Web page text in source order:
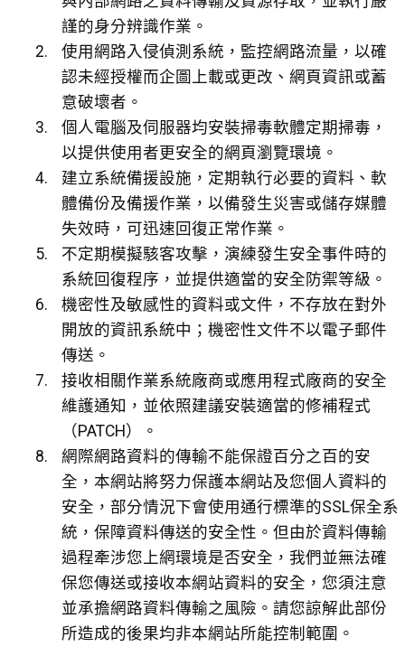
謹的身分辨識作業。
使用網路入侵偵測系統，監控網路流量，以確
認未經授權而企圖上載或更改、網頁資訊或蓄
意破壞者。
個人電腦及伺服器均安裝掃毒軟體定期掃毒，
以提供使用者更安全的網頁瀏覽環境。
建立系統備援設施，定期執行必要的資料、軟
體備份及備援作業，以備發生災害或儲存媒體
失效時，可迅速回復正常作業。
不定期模擬駭客攻擊，演練發生安全事件時的
系統回復程序，並提供適當的安全防禦等級。
機密性及敏感性的資料或文件，不存放在對外
開放的資訊系統中；機密性文件不以電子郵件
傳送。
接收相關作業系統廠商或應用程式廠商的安全
維護通知，並依照建議安裝適當的修補程式
（PATCH）。
網際網路資料的傳輸不能保證百分之百的安
全，本網站將努力保護本網站及您個人資料的
安全，部分情況下會使用通行標準的SSL保全系
統，保障資料傳送的安全性。但由於資料傳輸
過程牽涉您上網環境是否安全，我們並無法確
保您傳送或接收本網站資料的安全，您須注意
並承擔網路資料傳輸之風險。請您諒解此部份
所造成的後果均非本網站所能控制範圍。